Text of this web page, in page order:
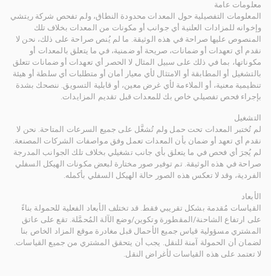
معلومات عامة
المعلومات التفصيلية حول المعدات محدودة النطاق، ولم تفحص شركة ريتشي
وإخوانه للمزادات العلنية أي جوانب أو مكونات من المعدات بخلاف تلك
المنصوص عليها صراحة في هذه الوثيقة. ما لم يُنص صراحة على ذلك، نحن لا
نقدم أي تعهدات أو ضمانات، صريحة أو ضمنية، في ما يتعلق بالمعدات أو
مكوناتها، بما في ذلك على سبيل المثال لا الحصر أي تعهدات أو ضمانات تتعلق
بالتشغيل أو المطابقة أو الامتثال لأي معيار أمان أو متطلبات أي سلطة أو هيئة
تنظيمية معنية، أو الملاءمة لأي غرض معين، أو قابلية التسويق. ننصحك بشدة
بإجراء فحص تفصيلي خاص بك للمعدات قبل تقديم المزايدات.
التشغيل
لم تُختبر المعدات تحت حمل ولم تُشغَّل على جميع السرعات المتاحة. نحن لا
نقدم أي تعهد أو ضمان بأن المعدات تعمل وفق مواصفات الشركات المصنعة.
لم يُجرَ أي فحص في ما يتعلق بأي جانب تشغيلي بخلاف تلك الجوانب المدرجة
صراحة في هذه الوثيقة. تم توفير صور مختارة لبعض مكونات الهيكل السفلي
الفردية، وقد لا تعكس هذه الصور حالة الهيكل السفلي بأكمله.
الأبعاد
القياسات مُقدمة بشكل تقريبي فقط. قد تختلف الأبعاد الفعلية للحمولة بناءً
على ارتفاع الشاحنة/المقطورة وتكوين/وضع الآلة المُحمَّلة. تقع على عاتق
المشتري مسؤولية قياس جميع الأحمال قبل مغادرة موقع المزاد الخاص بنا
لضمان أن الحمولة آمنة للنقل. يجب أن يتحقق المشتري من جميع القياسات.
لا تعتمد على هذه القياسات لأغراض النقل.